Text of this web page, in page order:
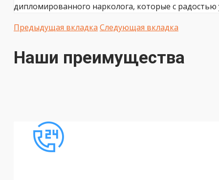
дипломированного нарколога, которые с
Предыдущая вкладка Следующая вкладка
Наши преимущества